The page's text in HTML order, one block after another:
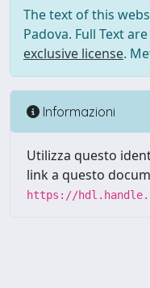
The text of this
Padova. Full Text
exclusive license.
Informazioni
Utilizza questo
link a questo
https://